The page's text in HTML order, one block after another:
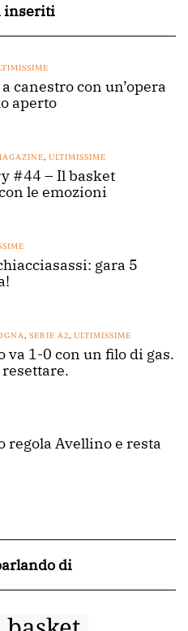
inseriti
canestro con un’opera
aperto
, ULTIMISSIME
#44 – Il basket
le emozioni
gara 5
, SERIE A2, ULTIMISSIME
va 1-0 con un filo di gas.
regola Avellino e resta
di